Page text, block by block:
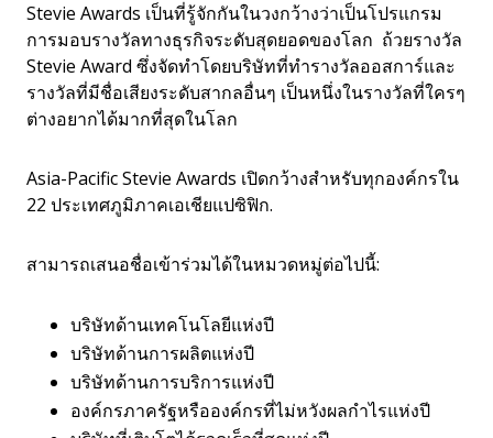
Stevie Awards เป็นที่รู้จักกันในวงกว้างว่าเป็นโปรแกรม
การมอบรางวัลทางธุรกิจระดับสุดยอดของโลก ถ้วยรางวัล
Stevie Award ซึ่งจัดทำโดยบริษัทที่ทำรางวัลออสการ์และ
รางวัลที่มีชื่อเสียงระดับสากลอื่นๆ เป็นหนึ่งในรางวัลที่ใครๆ
ต่างอยากได้มากที่สุดในโลก
Asia-Pacific Stevie Awards เปิดกว้างสำหรับทุกองค์กรใน
22 ประเทศภูมิภาคเอเชียแปซิฟิก.
สามารถเสนอชื่อเข้าร่วมได้ในหมวดหมู่ต่อไปนี้:
บริษัทด้านเทคโนโลยีแห่งปี
บริษัทด้านการผลิตแห่งปี
บริษัทด้านการบริการแห่งปี
องค์กรภาครัฐหรือองค์กรที่ไม่หวังผลกำไรแห่งปี